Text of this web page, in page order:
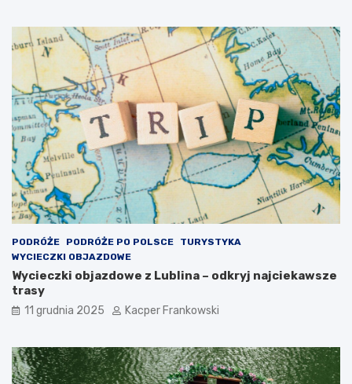
PODRÓŻE PODRÓŻE PO POLSCE
TURYSTYKA
WYCIECZKI OBJAZDOWE
Wycieczki objazdowe z Lublina – odkryj najciekawsze
trasy
11 grudnia 2025 Kacper Frankowski